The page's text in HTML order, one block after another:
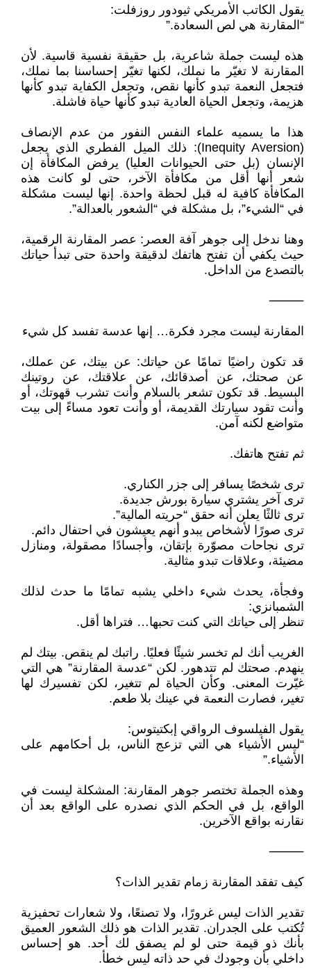
يقول الكاتب الأمريكي ثيودور روزفلت:
“المقارنة هي لص السعادة.”
هذه ليست جملة شاعرية، بل حقيقة نفسية قاسية. لأن
المقارنة لا تغيّر ما نملك، لكنها تغيّر إحساسنا بما نملك،
فتجعل النعمة تبدو كأنها نقص، وتجعل الكفاية تبدو كأنها
هزيمة، وتجعل الحياة العادية تبدو كأنها حياة فاشلة.
هذا ما يسميه علماء النفس النفور من عدم الإنصاف
(Inequity Aversion): ذلك الميل الفطري الذي يجعل
الإنسان (بل حتى الحيوانات العليا) يرفض المكافأة إن
شعر أنها أقل من مكافأة الآخر، حتى لو كانت هذه
المكافأة كافية له قبل لحظة واحدة. إنها ليست مشكلة
في “الشيء”، بل مشكلة في “الشعور بالعدالة”.
وهنا ندخل إلى جوهر آفة العصر: عصر المقارنة الرقمية،
حيث يكفي أن تفتح هاتفك لدقيقة واحدة حتى تبدأ حياتك
بالتصدع من الداخل.
⸻
المقارنة ليست مجرد فكرة… إنها عدسة تفسد كل شيء
قد تكون راضيًا تمامًا عن حياتك: عن بيتك، عن عملك،
عن صحتك، عن أصدقائك، عن علاقتك، عن روتينك
البسيط. قد تكون تشعر بالسلام وأنت تشرب قهوتك، أو
وأنت تقود سيارتك القديمة، أو وأنت تعود مساءً إلى بيت
متواضع لكنه آمن.
ثم تفتح هاتفك.
ترى شخصًا يسافر إلى جزر الكناري.
ترى آخر يشتري سيارة بورش جديدة.
ترى ثالثًا يعلن أنه حقق “حريته المالية”.
ترى صورًا لأشخاص يبدو أنهم يعيشون في احتفال دائم.
ترى نجاحات مصوّرة بإتقان، وأجسادًا مصقولة، ومنازل
مضيئة، وعلاقات تبدو مثالية.
وفجأة، يحدث شيء داخلي يشبه تمامًا ما حدث لذلك
الشمبانزي:
تنظر إلى حياتك التي كنت تحبها… فتراها أقل.
الغريب أنك لم تخسر شيئًا فعليًا. راتبك لم ينقص. بيتك لم
ينهدم. صحتك لم تتدهور. لكن “عدسة المقارنة” هي التي
غيّرت المعنى. وكأن الحياة لم تتغير، لكن تفسيرك لها
تغير، فصارت النعمة في عينك بلا طعم.
يقول الفيلسوف الرواقي إبكتيتوس:
“ليس الأشياء هي التي تزعج الناس، بل أحكامهم على
الأشياء.”
وهذه الجملة تختصر جوهر المقارنة: المشكلة ليست في
الواقع، بل في الحكم الذي نصدره على الواقع بعد أن
نقارنه بواقع الآخرين.
⸻
كيف تفقد المقارنة زمام تقدير الذات؟
تقدير الذات ليس غرورًا، ولا تصنعًا، ولا شعارات تحفيزية
تُكتب على الجدران. تقدير الذات هو ذلك الشعور العميق
بأنك ذو قيمة حتى لو لم يصفق لك أحد. هو إحساس
داخلي بأن وجودك في حد ذاته ليس خطأ.